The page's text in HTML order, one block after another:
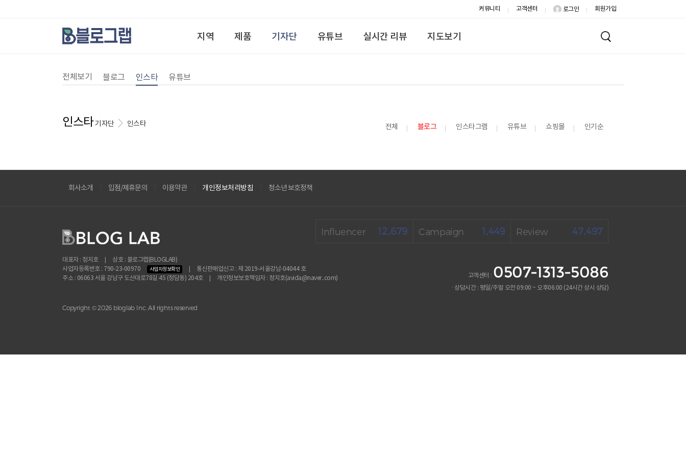
커뮤니티 고객센터 로그인 회원가입
지역 제품 기자단 유튜브 실시간 리뷰 지도보기
전체보기 블로그 인스타 유튜브
인스타기자단 인스타 전체 블로그 인스타그램 유튜브 쇼핑몰 인기순
회사소개 입점/제휴문의 이용약관 개인정보처리방침 청소년 보호정책
대표자 : 정지호
상호 : 블로그랩(BLOGLAB)
사업자등록번호 : 790-23-00970
사업자정보확인
통신판매업신고 : 제 2019-서울강남-04044 호
주소 : 06063 서울 강남구 도산대로78길 45 (청담동) 204호
개인정보보호책임자 : 정지호(avida@naver..com)
Copyright © 2026 bloglab Inc. All rights reserved
Influencer 12,679 Campaign 1,449 Review 47,497
고객센터 : 0507-1313-5086
· 상담시간 : 평일/주말 오전 09:00 ~ 오후06:00 (24시간 상시 상담)